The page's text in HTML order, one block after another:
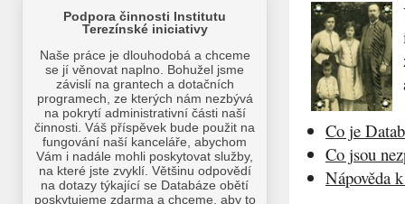
Co je
Co jsou
Nápověda